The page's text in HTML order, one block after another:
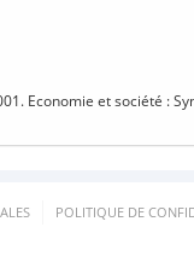
Economie et société :
POLITIQUE DE